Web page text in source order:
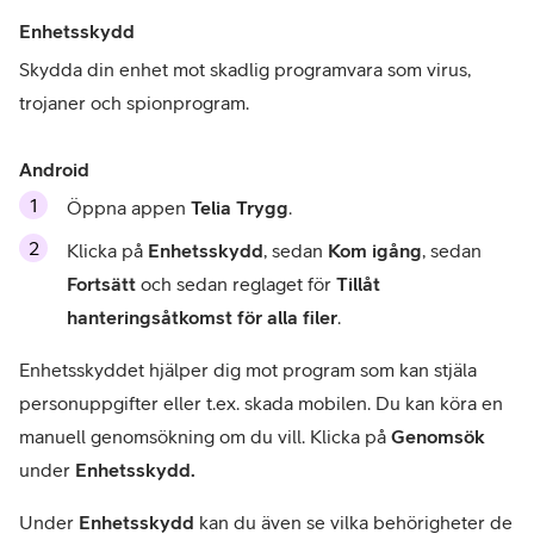
Enhetsskydd
Skydda din enhet mot skadlig programvara som virus,
trojaner och spionprogram.
Android
Öppna appen Telia Trygg.
Klicka på Enhetsskydd, sedan Kom igång
Fortsätt och sedan reglaget för Tillåt
hanteringsåtkomst för alla filer.
Enhetsskyddet hjälper dig mot program som kan stjäla
personuppgifter eller t.ex. skada mobilen. Du kan köra en
manuell genomsökning om du vill. Klicka på
under Enhetsskydd.
Under Enhetsskydd kan du även se vilka behörigheter de